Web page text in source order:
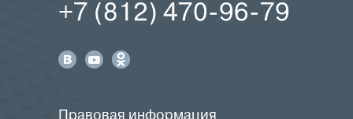
+7 (812) 470-96-79
Правовая информация